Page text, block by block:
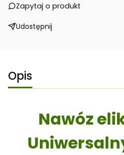
Zapytaj o produkt
Udostępnij
Opis
Nawóz